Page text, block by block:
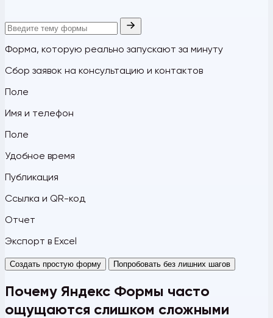
Форма, которую реально запускают за минуту
Сбор заявок на консультацию и контактов
Поле
Имя и телефон
Поле
Удобное время
Публикация
Ссылка и QR-код
Отчет
Экспорт в Excel
Создать простую форму Попробовать без лишних шагов
Почему Яндекс Формы часто
ощущаются слишком сложными